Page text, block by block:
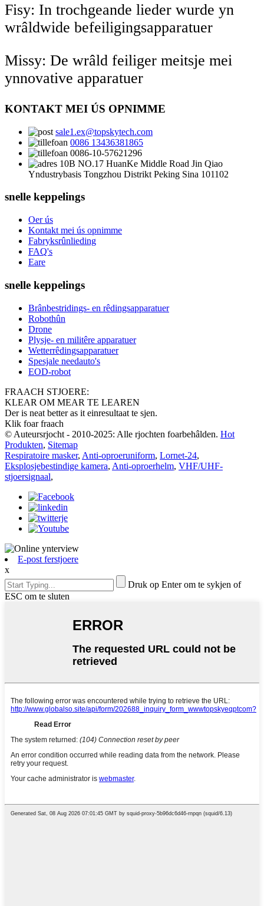
Fisy: In trochgeande lieder wurde yn
wrâldwide befeiligingsapparatuer
Missy: De wrâld feiliger meitsje mei
ynnovative apparatuer
KONTAKT MEI ÚS OPNIMME
sale1.ex@topskytech.com
0086 13436381865
0086-10-57621296
10B NO.17 HuanKe Middle Road Jin Qiao
Yndustrybasis Tongzhou Distrikt Peking Sina 101102
snelle keppelings
Oer ús
Kontakt mei ús opnimme
Fabryksrûnlieding
FAQ's
Eare
snelle keppelings
Brânbestridings- en rêdingsapparatuer
Robothûn
Drone
Plysje- en militêre apparatuer
Wetterrêdingsapparatuer
Spesjale needauto's
EOD-robot
FRAACH STJOERE:
KLEAR OM MEAR TE LEAREN
Der is neat better as it einresultaat te sjen.
Klik foar fraach
© Auteursrjocht - 2010-2025: Alle rjochten foarbehâlden. Hot
Produkten, Sitemap
Respiratoire masker, Anti-oproeruniform, Lornet-24,
Eksplosjebestindige kamera, Anti-oproerhelm, VHF/UHF-
stjoersignaal,
E-post ferstjoere
x
Druk op Enter om te sykjen of
ESC om te sluten